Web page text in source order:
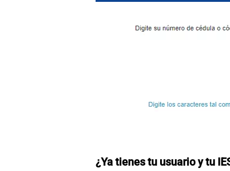
¿Ya tienes tu usuario y tu